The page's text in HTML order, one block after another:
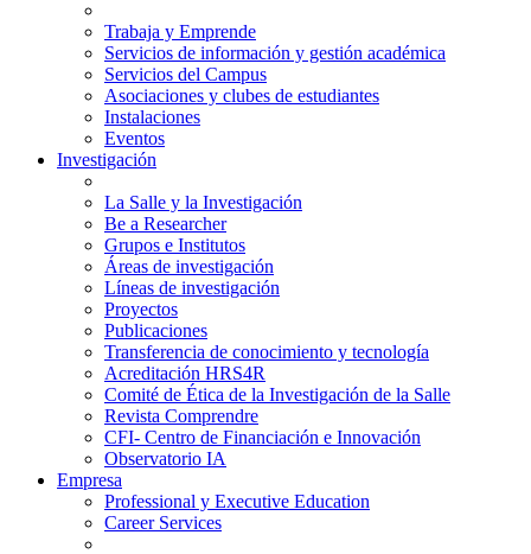
Trabaja y Emprende
Servicios de información y gestión académica
Servicios del Campus
Asociaciones y clubes de estudiantes
Instalaciones
Eventos
Investigación
La Salle y la Investigación
Be a Researcher
Grupos e Institutos
Áreas de investigación
Líneas de investigación
Proyectos
Publicaciones
Transferencia de conocimiento y tecnología
Acreditación HRS4R
Comité de Ética de la Investigación de la Salle
Revista Comprendre
CFI- Centro de Financiación e Innovación
Observatorio IA
Empresa
Professional y Executive Education
Career Services